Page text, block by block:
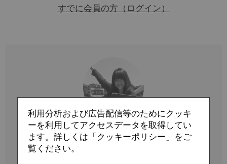
すでに会員の方（ログイン）
Profile
利用分析および広告配信等のためにクッキ
ーを利用してアクセスデータを取得してい
ます。詳しくは「クッキーポリシー」をご
覧ください。